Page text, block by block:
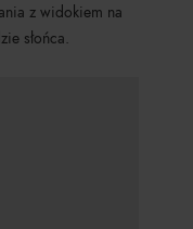
z widokiem na
słońca.